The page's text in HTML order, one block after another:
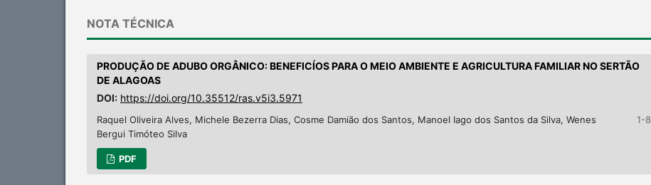
NOTA TÉCNICA
PRODUÇÃO DE ADUBO ORGÂNICO: BENEFICÍOS PARA O MEIO AMBIENTE E AGRICULTURA FAMILIAR NO SERTÃO
DE ALAGOAS
DOI: https://doi.org/10.35512/ras.v5i3.5971
Raquel Oliveira Alves, Michele Bezerra Dias, Cosme Damião dos Santos, Manoel Iago dos Santos da Silva, Wenes
Bergui Timóteo Silva
1-8
PDF